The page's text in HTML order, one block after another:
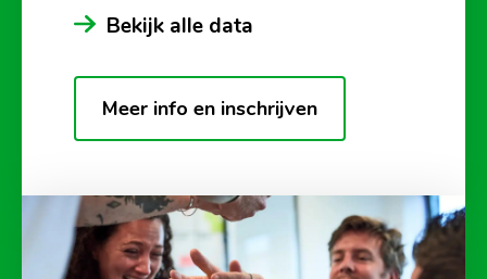
Bekijk alle data
Meer info en inschrijven